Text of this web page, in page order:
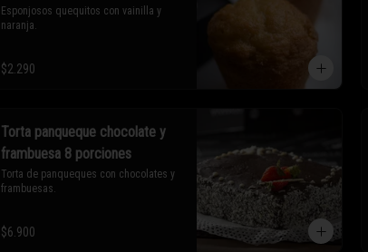
Esponjosos quequitos con vainilla y
naranja.
$2.290
Torta panqueque chocolate y
frambuesa 8 porciones
Torta de panqueques con chocolates y
frambuesas.
$6.900